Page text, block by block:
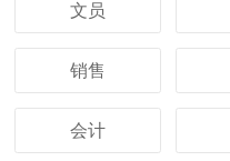
文员
销售
会计